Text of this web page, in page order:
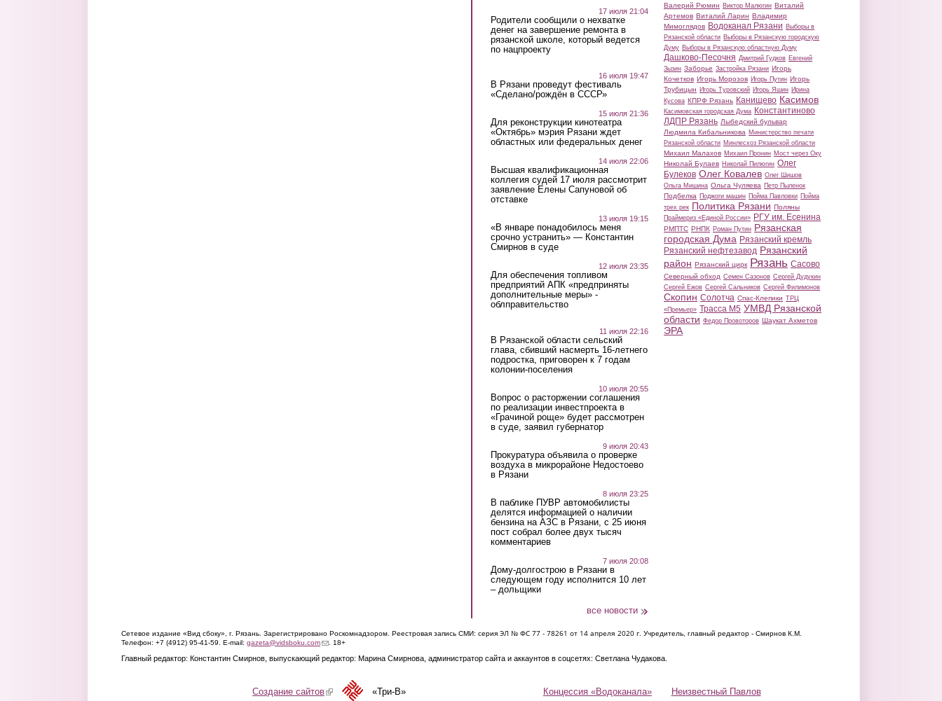
17 июля 21:04
Родители сообщили о нехватке
денег на завершение ремонта в
рязанской школе, который ведется
по нацпроекту
16 июля 19:47
В Рязани проведут фестиваль
«Сделано/рождён в СССР»
15 июля 21:36
Для реконструкции кинотеатра
«Октябрь» мэрия Рязани ждет
областных или федеральных денег
14 июля 22:06
Высшая квалификационная
коллегия судей 17 июля рассмотрит
заявление Елены Сапуновой об
отставке
13 июля 19:15
«В январе понадобилось меня
срочно устранить» — Константин
Смирнов в суде
12 июля 23:35
Для обеспечения топливом
предприятий АПК «предприняты
дополнительные меры» -
облправительство
11 июля 22:16
В Рязанской области сельский
глава, сбивший насмерть 16-летнего
подростка, приговорен к 7 годам
колонии-поселения
10 июля 20:55
Вопрос о расторжении соглашения
по реализации инвестпроекта в
«Грачиной роще» будет рассмотрен
в суде, заявил губернатор
9 июля 20:43
Прокуратура объявила о проверке
воздуха в микрорайоне Недостоево
в Рязани
8 июля 23:25
В паблике ПУВР автомобилисты
делятся информацией о наличии
бензина на АЗС в Рязани, с 25 июня
пост собрал более двух тысяч
комментариев
7 июля 20:08
Дому-долгострою в Рязани в
следующем году исполнится 10 лет
– дольщики
все новости
Валерий Рюмин Виктор Малюгин Виталий
Артемов Виталий Ларин Владимир
Мимоглядов Водоканал Рязани Выборы в
Рязанской области Выборы в Рязанскую городскую
Думу Выборы в Рязанскую областную Думу
Дашково-Песочня Дмитрий Гудков Евгений
Зызин Заборье Застройка Рязани Игорь
Кочетков Игорь Морозов Игорь Путин Игорь
Трубицын Игорь Туровский Игорь Яшин Ирина
Кусова КПРФ Рязань Канищево Касимов
Касимовская городская Дума Константиново
ЛДПР Рязань Лыбедский бульвар
Людмила Кибальникова Министерство печати
Рязанской области Минлесхоз Рязанской области
Михаил Малахов Михаил Пронин Мост через Оку
Николай Булаев Николай Пилюгин Олег
Булеков Олег Ковалев Олег Шишов
Ольга Мишина Ольга Чуляева Петр Пыленок
Подбелка Поджоги машин Пойма Павловки Пойма
трех рек Политика Рязани Поляны
Праймериз «Единой России» РГУ им. Есенина
РМПТС РНПК Роман Путин Рязанская
городская Дума Рязанский кремль
Рязанский нефтезавод Рязанский
район Рязанский цирк Рязань Сасово
Северный обход Семен Сазонов Сергей Дудукин
Сергей Ежов Сергей Сальников Сергей Филимонов
Скопин Солотча Спас-Клепики ТРЦ
«Премьер» Трасса М5 УМВД Рязанской
области Федор Провоторов Шаукат Ахметов
ЭРА
Сетевое издание «Вид сбоку», г. Рязань. Зарегистрировано Роскомнадзором. Реестровая запись СМИ: серия ЭЛ № ФС 77 - 78261 от 14 апреля 2020 г. Учредитель, главный редактор - Смирнов К.М.
Телефон: +7 (4912) 95-41-59. E-mail: gazeta@vidsboku.com(link sends e-mail)
. 18+
Главный редактор: Константин Смирнов, выпускающий редактор: Марина Смирнова, администратор сайта и аккаунтов в соцсетях: Светлана Чудакова.
Концессия «Водоканала» Неизвестный Павлов
Создание сайтов(link is external)«Три-В»